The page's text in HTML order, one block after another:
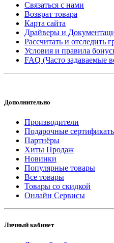
Связаться с нами
Возврат товара
Карта сайта
Драйверы и
Рассчитать и отследить
Условия и правила
FAQ (Часто задаваемые
Дополнительно
Производители
Подарочные
Партнёры
Хиты Продаж
Новинки
Популярные товары
Все товары
Товары со скидкой
Онлайн Сервисы
Личный кабинет